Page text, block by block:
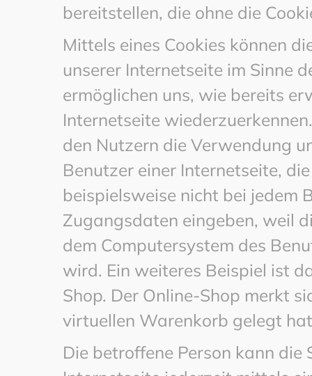
bereitstellen, die ohne die
Mittels eines Cookies können
unserer Internetseite im Sinne
ermöglichen uns, wie bereits
Internetseite
den Nutzern die Verwendung
Benutzer einer Internetseite,
beispielsweise nicht bei jedem
Zugangsdaten eingeben, weil
dem Computersystem des
wird. Ein weiteres Beispiel ist
Shop. Der Online-Shop merkt
virtuellen Warenkorb gelegt
Die betroffene Person kann die